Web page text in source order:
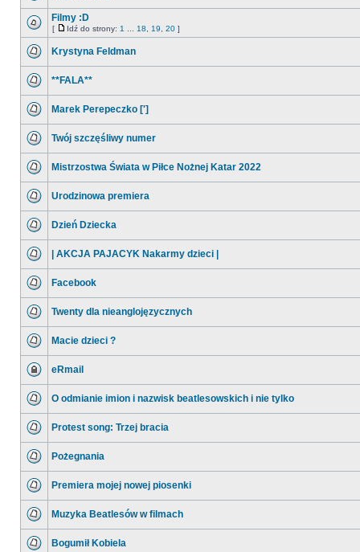
Filmy :D
[ Idź do strony: 1 18 19 20 ]
Krystyna Feldman
**FALA**
Marek Perepeczko [']
Twój szczęśliwy numer
Mistrzostwa Świata w Piłce Nożnej Katar 2022
Urodzinowa premiera
Dzień Dziecka
| AKCJA PAJACYK Nakarmy dzieci |
Facebook
Twenty dla nieanglojęzycznych
Macie dzieci ?
eRmail
O odmianie imion i nazwisk beatlesowskich i nie tylko
Protest song: Trzej bracia
Pożegnania
Premiera mojej nowej piosenki
Muzyka Beatlesów w filmach
Bogumił Kobiela